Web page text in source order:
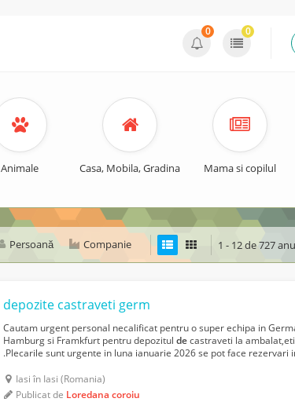
0 0
Animale Casa, Mobila, Gradina Mama si copilul
Persoană Companie 1 - 12 de 727
depozite castraveti germ
Cautam urgent personal necalificat pentru o super echipa in
Hamburg si Framkfurt pentru depozituldecastraveti la
.Plecarile sunt urgente in luna ianuarie 2026 se pot face rezervari
Iasi în Iasi (Romania)
Publicat de Loredana coroiu